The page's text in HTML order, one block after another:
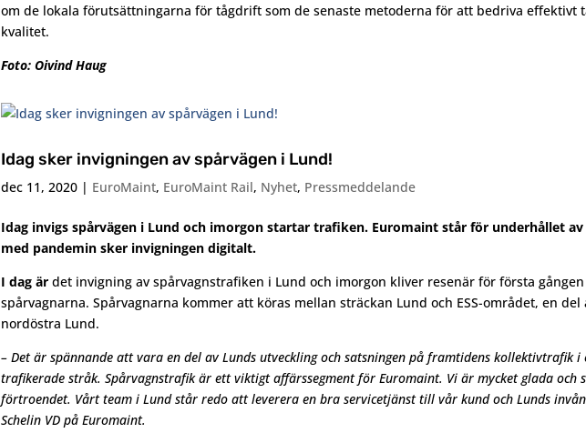
om de lokala förutsättningarna för tågdrift som de senaste metoderna för att bedriva effektivt
kvalitet.
Foto: Oivind Haug
Idag sker invigningen av spårvägen i Lund!
dec 11, 2020| EuroMaint, EuroMaint Rail, Nyhet, Pressmeddelande
Idag invigs spårvägen i Lund och imorgon startar trafiken. Euromaint står för underhållet av
med pandemin sker invigningen digitalt.
I dag ärdet invigning av spårvagnstrafiken i Lund och imorgon kliver resenär för första
spårvagnarna. Spårvagnarna kommer att köras mellan sträckan Lund och ESS-området, en del
nordöstra Lund.
– Det är spännande att vara en del av Lunds utveckling och satsningen på framtidens kollektivtrafik i
trafikerade stråk. Spårvagnstrafik är ett viktigt affärssegment för Euromaint. Vi är mycket glada och
förtroendet. Vårt team i Lund står redo att leverera en bra servicetjänst till vår kund och Lunds
Schelin VD på Euromaint.